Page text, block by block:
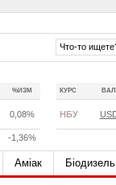
КУРС ВАЛ
НБУ
%ИЗМ
0,08%
-1,36%
Аміак Біодизель